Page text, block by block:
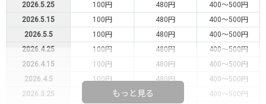
2026.5.25
100円 480円
400～500円
2026.5.15
100円 480円
400～500円
2026.5.5
100円 480円
400～500円
2026.4.25
100円 480円
400～500円
2026.4.15
100円 480円
400～500円
2026.4.5
100円 480円
400～500円
2026.3.25
400～500円
もっと見る